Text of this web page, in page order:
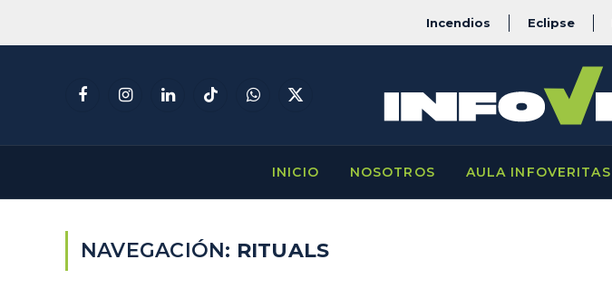
Incendios Eclipse
FacebookInstagramLinkedInTikTokWhatsApp
X
INICIO NOSOTROS AULA INFOVERITAS
NAVEGACIÓN: RITUALS